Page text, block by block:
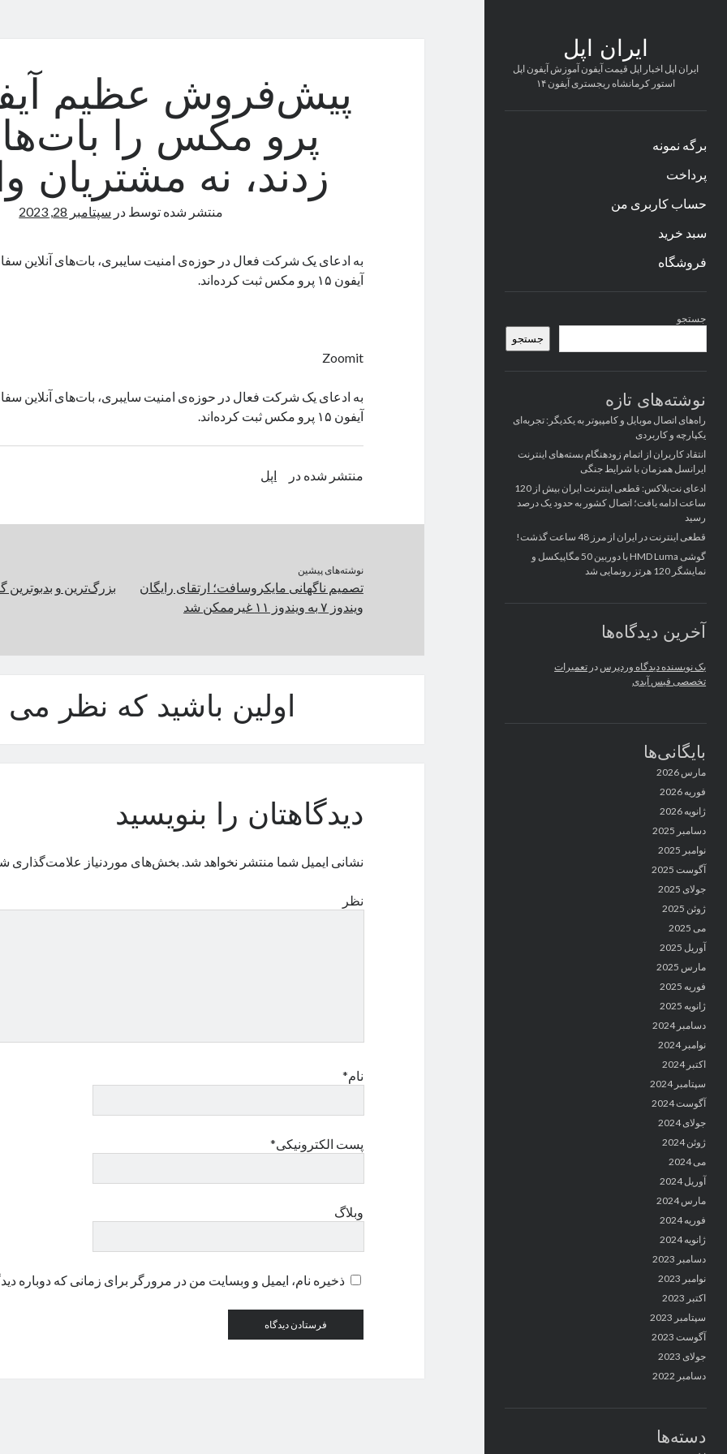
ایران اپل
ایران اپل اخبار اپل قیمت آیفون آموزش آیفون اپل
استور کرمانشاه ریجستری آیفون ۱۴
برگه نمونه
پرداخت
حساب کاربری من
سبد خرید
فروشگاه
کناری
جستجو
جستجو
نوشته‌های تازه
راه‌های اتصال موبایل و کامپیوتر به یکدیگر: تجربه‌ای
یکپارچه و کاربردی
انتقاد کاربران از اتمام زودهنگام بسته‌های اینترنت
ایرانسل همزمان با شرایط جنگی
ادعای نت‌بلاکس: قطعی اینترنت ایران بیش از 120
ساعت ادامه یافت؛ اتصال کشور به حدود یک درصد
رسید
قطعی اینترنت در ایران از مرز 48 ساعت گذشت!
گوشی HMD Luma با دوربین 50 مگاپیکسل و
نمایشگر 120 هرتز رونمایی شد
آخرین دیدگاه‌ها
یک نویسنده دیدگاه وردپرس در تعمیرات
تخصصی فیس آیدی
بایگانی‌ها
مارس 2026
فوریه 2026
ژانویه 2026
دسامبر 2025
نوامبر 2025
آگوست 2025
جولای 2025
ژوئن 2025
می 2025
آوریل 2025
مارس 2025
فوریه 2025
ژانویه 2025
دسامبر 2024
نوامبر 2024
اکتبر 2024
سپتامبر 2024
آگوست 2024
جولای 2024
ژوئن 2024
می 2024
آوریل 2024
مارس 2024
فوریه 2024
ژانویه 2024
دسامبر 2023
نوامبر 2023
اکتبر 2023
سپتامبر 2023
آگوست 2023
جولای 2023
دسامبر 2022
دسته‌ها
پرو مکس را
زدند، نه مشتریان
منتشر شده توسط در سپتامبر 28, 2023
به ادعای یک شرکت فعال در حوزه‌ی امنیت سایبری، بات‌های آنلاین
آیفون ۱۵ پرو مکس ثبت کرده‌اند.
Zoomit
به ادعای یک شرکت فعال در حوزه‌ی امنیت سایبری، بات‌های آنلاین
آیفون ۱۵ پرو مکس ثبت کرده‌اند.
منتشر شده در اپل
نوشته‌های پیشین
تصمیم ناگهانی مایکروسافت؛ ارتقای رایگان
ویندوز ۷ به ویندوز ۱۱ غیرممکن شد
بزرگ‌ترین و
اولین باشید که نظر می
دیدگاهتان را بنویسید
نشانی ایمیل شما منتشر نخواهد شد. بخش‌های موردنیاز علامت‌گذاری
نظر
نام*
پست الکترونیکی*
وبلاگ
ذخیره نام، ایمیل و وبسایت من در مرورگر برای زمانی که دوباره